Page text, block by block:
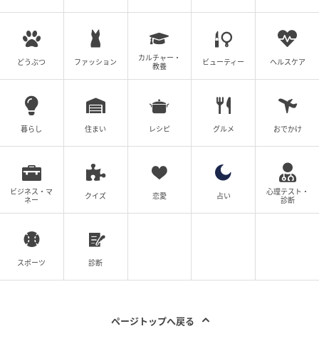
どうぶつ ファッション
カルチャー・
教養
ビューティー ヘルスケア
暮らし 住まい レシピ グルメ おでかけ
ビジネス・マ
ネー
クイズ 恋愛 占い
心理テスト・
診断
スポーツ 診断
ページトップへ戻る